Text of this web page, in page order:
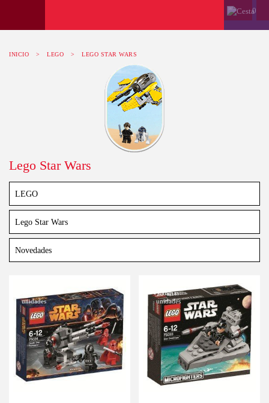
0
INICIO > LEGO > LEGO STAR WARS
Lego Star Wars
unidades
Últimas
unidades
-10%